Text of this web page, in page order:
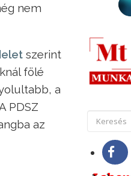
nem
szerint
fölé
a
PDSZ
az